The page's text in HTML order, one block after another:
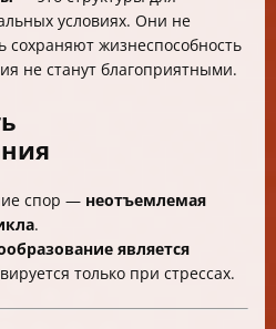
условиях. Они не
жизнеспособность
не станут благоприятными.
спор — неотъемлемая
.
является
только при стрессах.